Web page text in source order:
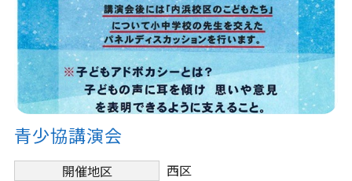
青少協講演会
開催地区
西区